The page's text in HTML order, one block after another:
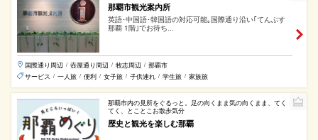
那覇市観光案内所
英語･中国語･韓国語の対応可能｡国際通り沿い｢てんぶす
那覇 1階｣でお待ち...
国際通り周辺 / 壺屋通り周辺 / 牧志周辺 / 那覇市
サービス
/ 一人旅 / 便利 / 女子旅 / 子供連れ / 学生旅 / 家族旅
那覇市内の見所をぐるっと。足の向くまま気の向くまま、てく
てく、とことこお散歩気分
歴史と観光を楽しむ那覇